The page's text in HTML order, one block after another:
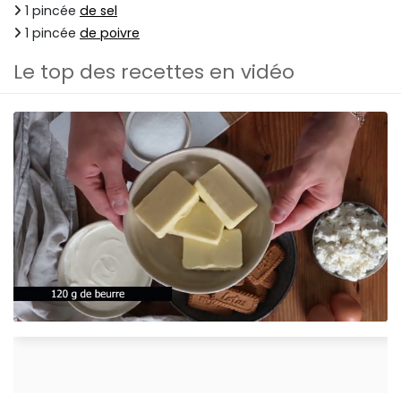
1 pincée de sel
1 pincée de poivre
Le top des recettes en vidéo